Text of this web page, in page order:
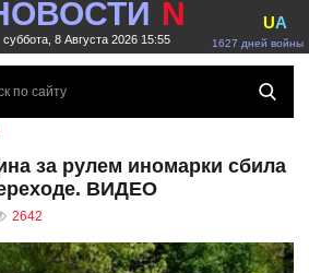
N
суббота, 8 Августа 2026 15:55 1627 дней войны
UA
за рулем иномарки сбила
ВИДЕО
2642